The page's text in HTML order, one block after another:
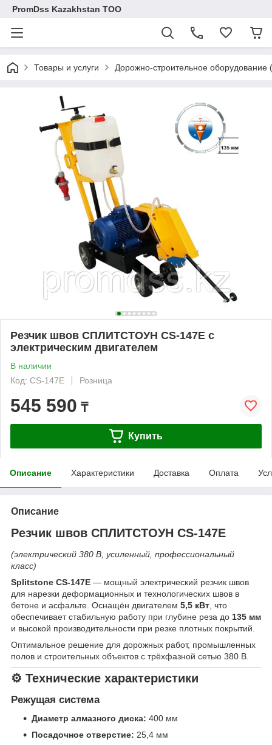
PromDss Kazakhstan TOO
Товары и услуги Дорожно-строительное
Резчик швов СПЛИТСТОУН СS-147E c
электрическим двигателем
В наличии
Код: СS-147E
Розница
545 590 ₸
Купить
Описание Характеристики Доставка Оплата
Описание
Резчик швов СПЛИТСТОУН CS-147E
(электрический 380 В, усиленный, профессиональный
класс)
Splitstone CS-147E — мощный электрический резчик швов
для нарезки деформационных и технологических швов в
бетоне и асфальте. Оснащён двигателем 5,5 кВт, что
обеспечивает стабильную работу при глубине реза до 135 мм
и высокой производительности при резке плотных покрытий.
Оптимальное решение для дорожных работ, промышленных
полов и строительных объектов с трёхфазной сетью 380 В.
⚙️ Технические характеристики
Режущая система
Диаметр алмазного диска: 400 мм
Посадочное отверстие: 25,4 мм